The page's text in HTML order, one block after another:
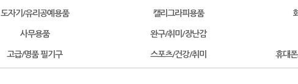
도자기/유리공예용품 캘리그라피용품
사무용품
완구/취미/장난감
고급/명품 필기구 스포츠/건강/취미 휴대